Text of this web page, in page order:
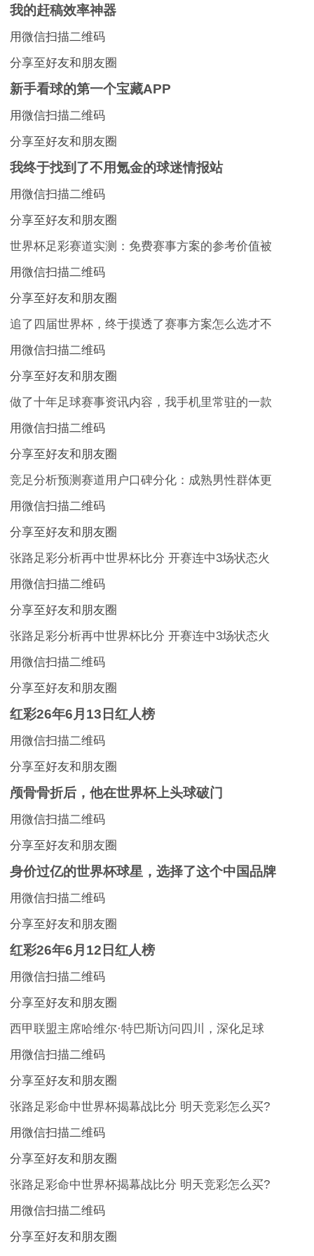
我的赶稿效率神器
用微信扫描二维码
分享至好友和朋友圈
新手看球的第一个宝藏APP
用微信扫描二维码
分享至好友和朋友圈
我终于找到了不用氪金的球迷情报站
用微信扫描二维码
分享至好友和朋友圈
世界杯足彩赛道实测：免费赛事方案的参考价值被
用微信扫描二维码
分享至好友和朋友圈
追了四届世界杯，终于摸透了赛事方案怎么选才不
用微信扫描二维码
分享至好友和朋友圈
做了十年足球赛事资讯内容，我手机里常驻的一款
用微信扫描二维码
分享至好友和朋友圈
竞足分析预测赛道用户口碑分化：成熟男性群体更
用微信扫描二维码
分享至好友和朋友圈
张路足彩分析再中世界杯比分 开赛连中3场状态火
用微信扫描二维码
分享至好友和朋友圈
张路足彩分析再中世界杯比分 开赛连中3场状态火
用微信扫描二维码
分享至好友和朋友圈
红彩26年6月13日红人榜
用微信扫描二维码
分享至好友和朋友圈
颅骨骨折后，他在世界杯上头球破门
用微信扫描二维码
分享至好友和朋友圈
身价过亿的世界杯球星，选择了这个中国品牌
用微信扫描二维码
分享至好友和朋友圈
红彩26年6月12日红人榜
用微信扫描二维码
分享至好友和朋友圈
西甲联盟主席哈维尔·特巴斯访问四川，深化足球
用微信扫描二维码
分享至好友和朋友圈
张路足彩命中世界杯揭幕战比分 明天竞彩怎么买?
用微信扫描二维码
分享至好友和朋友圈
张路足彩命中世界杯揭幕战比分 明天竞彩怎么买?
用微信扫描二维码
分享至好友和朋友圈